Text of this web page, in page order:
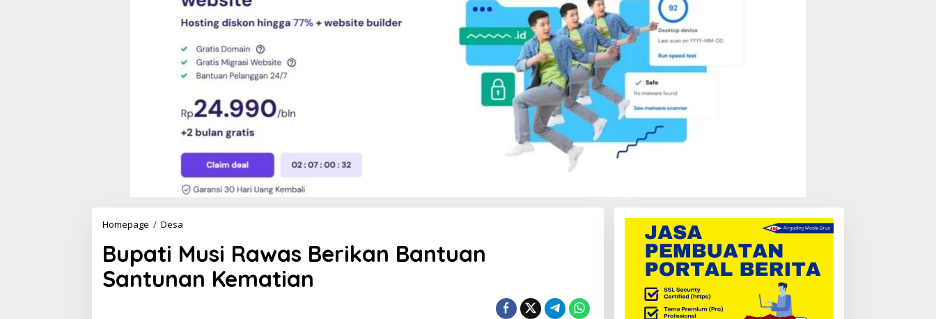
Homepage / Desa
p
a
t
i
Bupati Musi Rawas Berikan Bantuan
Santunan Kematian